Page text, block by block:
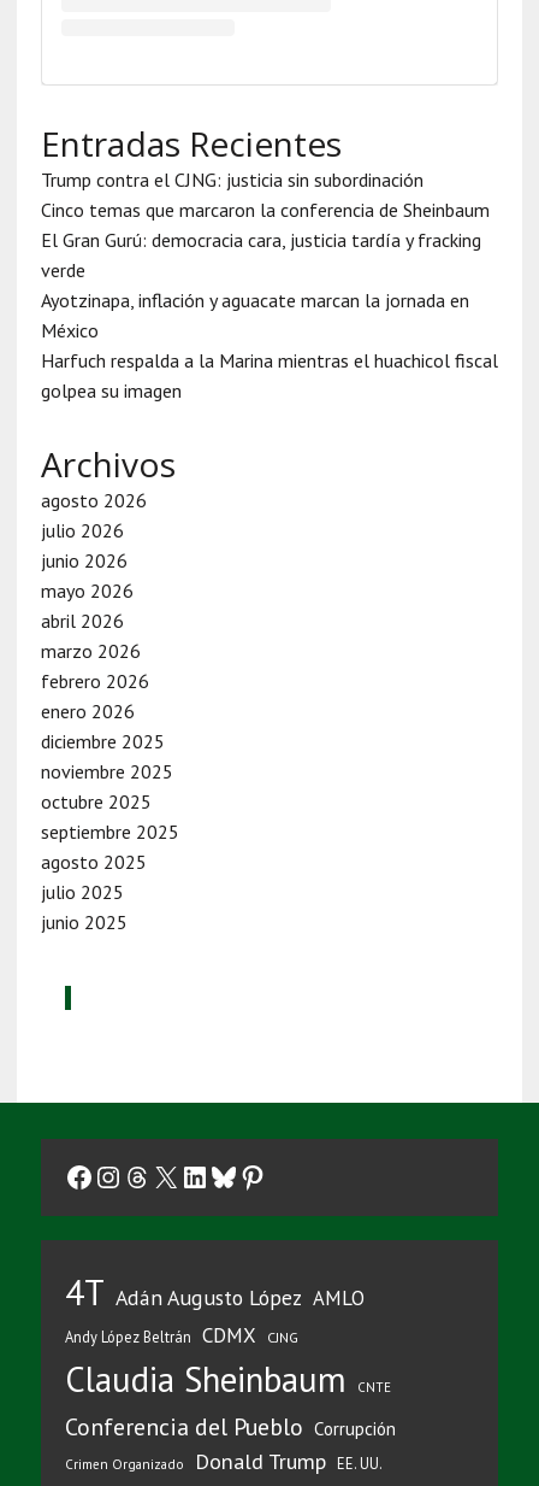
Entradas Recientes
Trump contra el CJNG: justicia sin subordinación
Cinco temas que marcaron la conferencia de Sheinbaum
El Gran Gurú: democracia cara, justicia tardía y fracking
verde
Ayotzinapa, inflación y aguacate marcan la jornada en
México
Harfuch respalda a la Marina mientras el huachicol fiscal
golpea su imagen
Archivos
agosto 2026
julio 2026
junio 2026
mayo 2026
abril 2026
marzo 2026
febrero 2026
enero 2026
diciembre 2025
noviembre 2025
octubre 2025
septiembre 2025
agosto 2025
julio 2025
junio 2025
Facebook
Instagram
Threads
X LinkedIn
Bluesky
Pinterest
4T Adán Augusto López AMLO
Andy López Beltrán CDMX CJNG
Claudia Sheinbaum CNTE
Conferencia del Pueblo Corrupción
Crimen Organizado Donald Trump EE. UU.